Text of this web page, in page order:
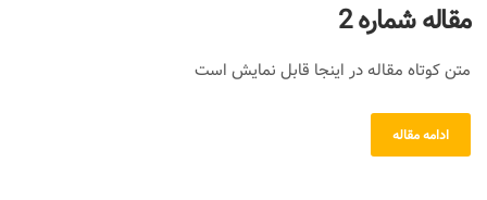
مقاله شماره 2
متن کوتاه مقاله در اینجا قابل نمایش است
ادامه مقاله